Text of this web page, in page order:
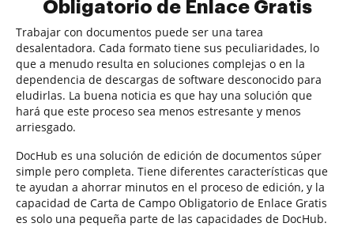
Obligatorio de Enlace Gratis
Trabajar con documentos puede ser una tarea
desalentadora. Cada formato tiene sus peculiaridades, lo
que a menudo resulta en soluciones complejas o en la
dependencia de descargas de software desconocido para
eludirlas. La buena noticia es que hay una solución que
hará que este proceso sea menos estresante y menos
arriesgado.
DocHub es una solución de edición de documentos súper
simple pero completa. Tiene diferentes características que
te ayudan a ahorrar minutos en el proceso de edición, y la
capacidad de Carta de Campo Obligatorio de Enlace Gratis
es solo una pequeña parte de las capacidades de DocHub.